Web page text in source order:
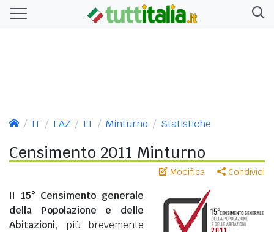
IT LAZ LT Minturno Statistiche
Censimento 2011 Minturno
Modifica Condividi
Il 15° Censimento generale
della Popolazione e delle
Abitazioni, più brevemente